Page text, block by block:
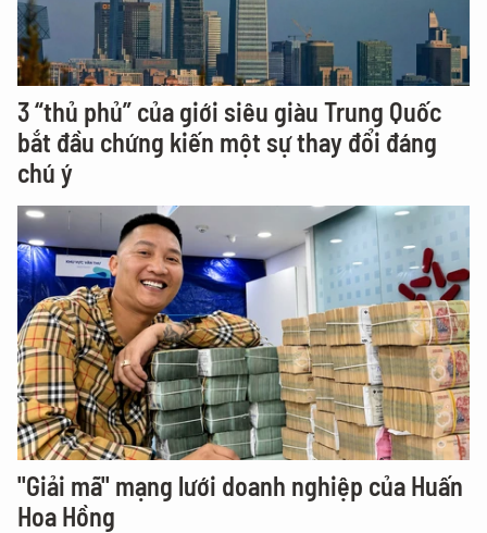
3 “thủ phủ” của giới siêu giàu Trung Quốc
bắt đầu chứng kiến một sự thay đổi đáng
chú ý
"Giải mã" mạng lưới doanh nghiệp của Huấn
Hoa Hồng